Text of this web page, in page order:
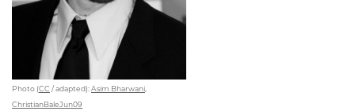
Photo (CC / adapted):Asim Bharwani,
ChristianBaleJun09